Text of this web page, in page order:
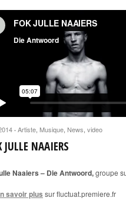
NAAIERS
· Artiste, Musique, News, video
JULLE NAAIERS
Naaiers – Die Antwoord,groupe
savoir plus sur fluctuat.premiere.fr